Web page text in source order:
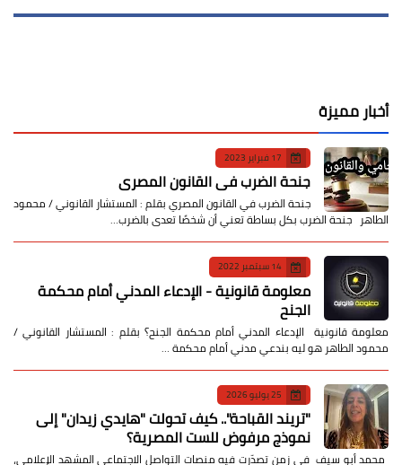
أخبار مميزة
17 فبراير 2023
جنحة الضرب في القانون المصري
جنحة الضرب في القانون المصري بقلم : المستشار القانوني / محمود
الطاهر جنحة الضرب بكل بساطة تعني أن شخصًا تعدى بالضرب…
14 سبتمبر 2022
معلومة قانونية - الإدعاء المدني أمام محكمة
الجنح
معلومة قانونية الإدعاء المدني أمام محكمة الجنح؟ بقلم : المستشار القانوني /
محمود الطاهر هو ليه بندعي مدني أمام محكمة …
25 يوليو 2026
​"تريند القباحة".. كيف تحولت "هايدي زيدان" إلى
نموذج مرفوض للست المصرية؟
​ محمد أبو سيف ​في زمن تصدّرت فيه منصات التواصل الاجتماعي المشهد الإعلامي،